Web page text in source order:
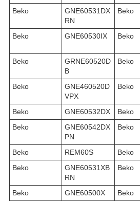
Beko
GNE60531DX
RN
Beko
Beko GNE60530IX Beko
Beko
GRNE60520D
B
Beko
Beko
GNE460520D
VPX
Beko
Beko GNE60532DX Beko
Beko
GNE60542DX
PN
Beko
Beko
REM60S Beko
Beko
GNE60531XB
RN
Beko
Beko
GNE60500X Beko